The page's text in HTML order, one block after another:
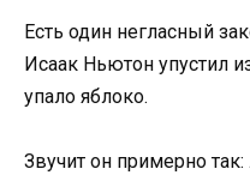
Есть один негласный
Исаак Ньютон упустил
упало яблоко.
Звучит он примерно